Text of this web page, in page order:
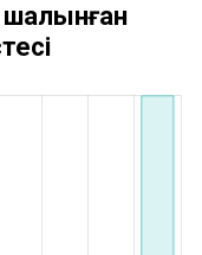
шалынған